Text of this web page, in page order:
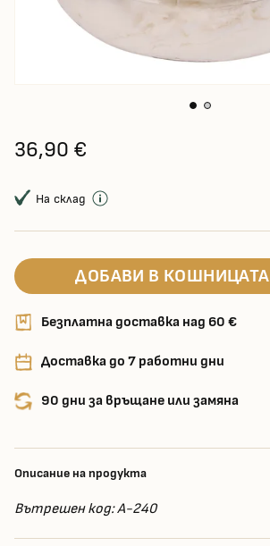
36,90 €
На склад
ДОБАВИ В КОШНИЦАТА
Безплатна доставка над 60 €
Доставка до 7 работни дни
90 дни за връщане или замяна
Описание на продукта
Вътрешен код: A-240